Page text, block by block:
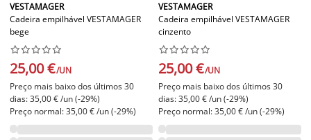
VESTAMAGER
Cadeira empilhável VESTAMAGER
bege






25,00 €/UN
Preço mais baixo dos últimos 30
dias: 35,00 € /un (-29%)
Preço normal: 35,00 € /un (-29%)
VESTAMAGER
Cadeira empilhável VESTAMAGER
cinzento






25,00 €/UN
Preço mais baixo dos últimos 30
dias: 35,00 € /un (-29%)
Preço normal: 35,00 € /un (-29%)